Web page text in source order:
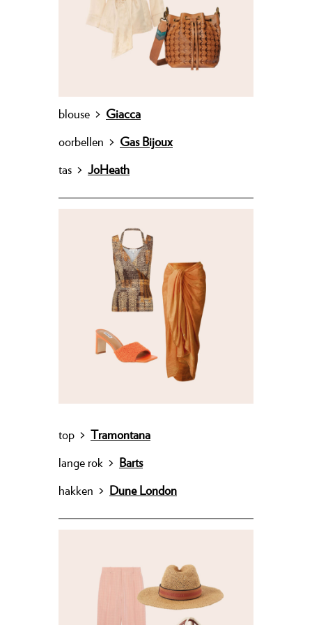
blouse > Giacca
oorbellen > Gas Bijoux
tas > JoHeath
top > Tramontana
lange rok > Barts
hakken > Dune London